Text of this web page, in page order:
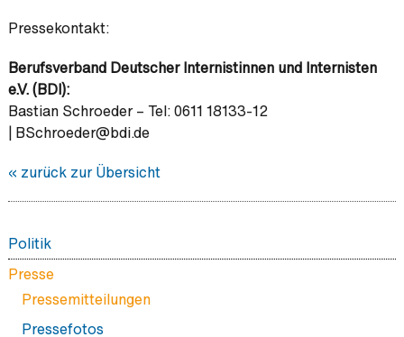
Pressekontakt:
Berufsverband Deutscher Internistinnen und Internisten
e.V. (BDI):
Bastian Schroeder – Tel: 0611 18133-12
| BSchroeder@bdi.de
« zurück zur Übersicht
Politik
Protestkampagne gegen das GKV-Spargesetz - für
Niedergelassene
Protestkampagne gegen das GKV-Spargesetz - für
Presse
Pressemitteilungen
Pressefotos